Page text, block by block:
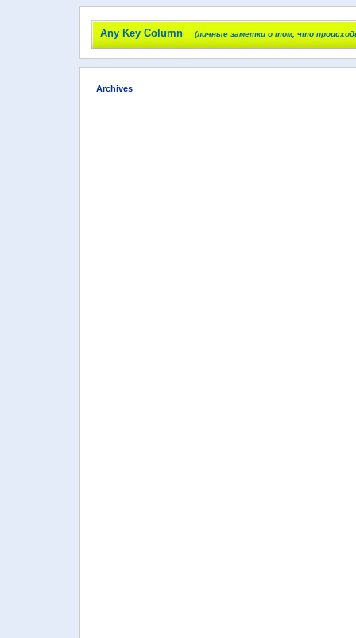
Any Key Column (личные заметки о том, что
Archives